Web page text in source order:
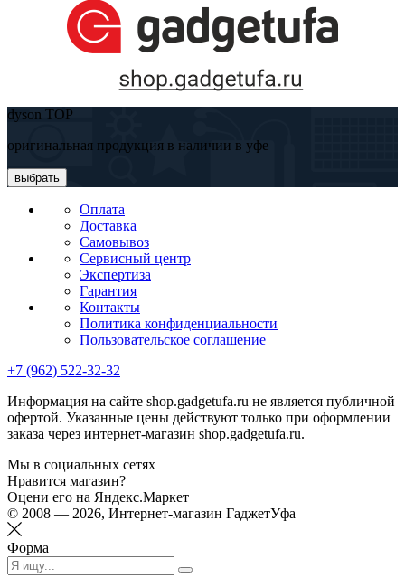
dyson TOP
оригинальная продукция в наличии в уфе
выбрать
Оплата
Доставка
Самовывоз
Сервисный центр
Экспертиза
Гарантия
Контакты
Политика конфиденциальности
Пользовательское соглашение
+7 (962) 522-32-32
Информация на сайте shop.gadgetufa.ru не является публичной
офертой. Указанные цены действуют только при оформлении
заказа через интернет-магазин shop.gadgetufa.ru.
Мы в социальных сетях
Нравится магазин?
Оцени его на Яндекс.Маркет
© 2008 — 2026, Интернет-магазин ГаджетУфа
Форма